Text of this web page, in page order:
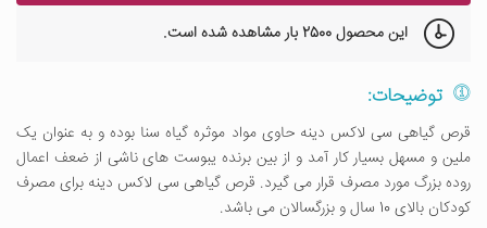
این محصول2500 بار مشاهده شده است.
توضیحات:
قرص گیاهی سی لاکس دینه حاوی مواد موثره گیاه سنا بوده و به عنوان یک
ملین و مسهل بسیار کار آمد و از بین برنده یبوست های ناشی از ضعف اعمال
روده بزرگ مورد مصرف قرار می گیرد. قرص گیاهی سی لاکس دینه برای مصرف
کودکان بالای 10 سال و بزرگسالان می باشد.